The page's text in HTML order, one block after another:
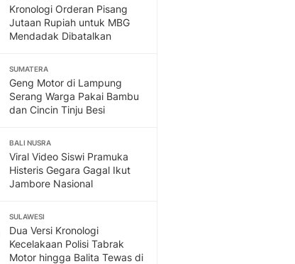
Kronologi Orderan Pisang
Jutaan Rupiah untuk MBG
Mendadak Dibatalkan
SUMATERA
Geng Motor di Lampung
Serang Warga Pakai Bambu
dan Cincin Tinju Besi
BALI NUSRA
Viral Video Siswi Pramuka
Histeris Gegara Gagal Ikut
Jambore Nasional
SULAWESI
Dua Versi Kronologi
Kecelakaan Polisi Tabrak
Motor hingga Balita Tewas di